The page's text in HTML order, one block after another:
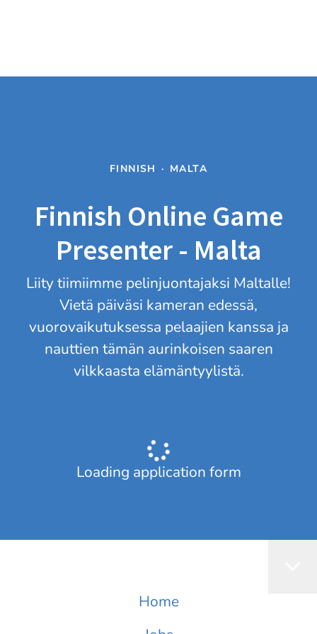
FINNISH · MALTA
Finnish Online Game
Presenter - Malta
Liity tiimiimme pelinjuontajaksi Maltalle!
Vietä päiväsi kameran edessä,
vuorovaikutuksessa pelaajien kanssa ja
nauttien tämän aurinkoisen saaren
vilkkaasta elämäntyylistä.
Loading application form
Home